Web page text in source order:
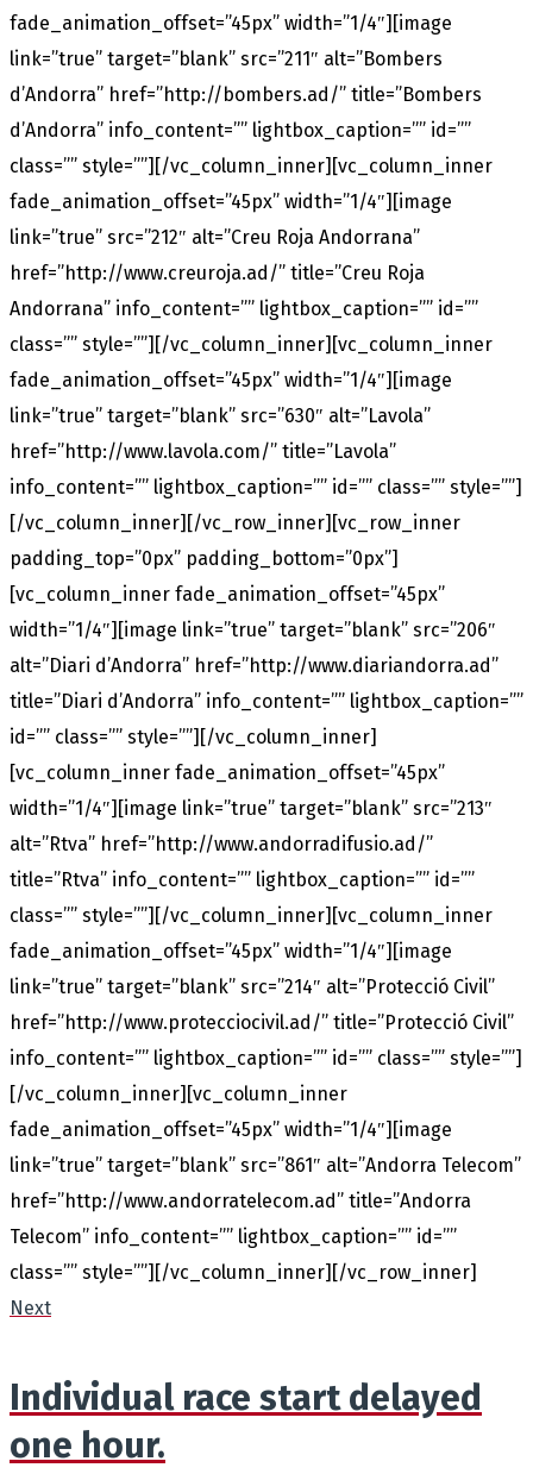
fade_animation_offset=”45px” width=”1/4″][image
link=”true” target=”blank” src=”211″ alt=”Bombers
d’Andorra” href=”http://bombers.ad/” title=”Bombers
d’Andorra” info_content=”” lightbox_caption=”” id=””
class=”” style=””][/vc_column_inner][vc_column_inner
fade_animation_offset=”45px” width=”1/4″][image
link=”true” src=”212″ alt=”Creu Roja Andorrana”
href=”http://www.creuroja.ad/” title=”Creu Roja
Andorrana” info_content=”” lightbox_caption=”” id=””
class=”” style=””][/vc_column_inner][vc_column_inner
fade_animation_offset=”45px” width=”1/4″][image
link=”true” target=”blank” src=”630″ alt=”Lavola”
href=”http://www.lavola.com/” title=”Lavola”
info_content=”” lightbox_caption=”” id=”” class=”” style=””]
[/vc_column_inner][/vc_row_inner][vc_row_inner
padding_top=”0px” padding_bottom=”0px”]
[vc_column_inner fade_animation_offset=”45px”
width=”1/4″][image link=”true” target=”blank” src=”206″
alt=”Diari d’Andorra” href=”http://www.diariandorra.ad”
title=”Diari d’Andorra” info_content=”” lightbox_caption=””
id=”” class=”” style=””][/vc_column_inner]
[vc_column_inner fade_animation_offset=”45px”
width=”1/4″][image link=”true” target=”blank” src=”213″
alt=”Rtva” href=”http://www.andorradifusio.ad/”
title=”Rtva” info_content=”” lightbox_caption=”” id=””
class=”” style=””][/vc_column_inner][vc_column_inner
fade_animation_offset=”45px” width=”1/4″][image
link=”true” target=”blank” src=”214″ alt=”Protecció Civil”
href=”http://www.protecciocivil.ad/” title=”Protecció Civil”
info_content=”” lightbox_caption=”” id=”” class=”” style=””]
[/vc_column_inner][vc_column_inner
fade_animation_offset=”45px” width=”1/4″][image
link=”true” target=”blank” src=”861″ alt=”Andorra Telecom”
href=”http://www.andorratelecom.ad” title=”Andorra
Telecom” info_content=”” lightbox_caption=”” id=””
class=”” style=””][/vc_column_inner][/vc_row_inner]
Next
Individual race start delayed
one hour.